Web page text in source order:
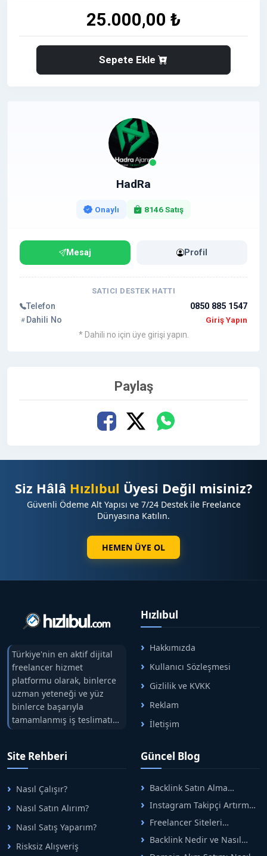
25.000,00 ₺
Sepete Ekle
HadRa
Onaylı 8146 Satış
Mesaj Profil
SATICI DESTEK HATTI
Telefon
0850 885 1547
Dahili No
Giriş Yapın
* Dahili no için üye girişi yapın.
Paylaş
Siz Hâlâ Hızlıbul Üyesi Değil misiniz?
Güvenli Ödeme Alt Yapısı ve 7/24 Destek ile Freelance
Dünyasına Katılın.
HEMEN ÜYE OL
Türkiye'nin en aktif dijital
freelancer hizmet
platformu olarak, binlerce
uzman yeteneği ve yüz
binlerce başarıyla
tamamlanmış iş teslimatını
tek çatıda buluşturuyoruz.
arasındaki süreci risksiz
alışveriş sistemi ile koruyan
ticaretin güvenli
adreslerinden birisidir.
Hızlıbul
Hakkımızda
Kullanıcı Sözleşmesi
Gizlilik ve KVKK
Reklam
İletişim
Site Rehberi
Nasıl Çalışır?
Nasıl Satın Alırım?
Nasıl Satış Yaparım?
Risksiz Alışveriş
Güncel Blog
Backlink Satın Alma
Rehberi: Güvenli SEO İçin
Doğru Adımlar
Instagram Takipçi Artırma
Yöntemleri: Organik Büyüme
Rehberi
Freelancer Siteleri
Arasında Doğru Seçim Nasıl
Yapılır
Backlink Nedir ve Nasıl
Alınır? Etkili Yöntemler